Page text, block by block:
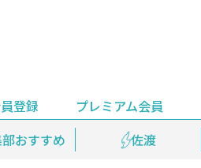
おすすめ 佐渡
鉄道情報
登録
プレミアム会員
員登録